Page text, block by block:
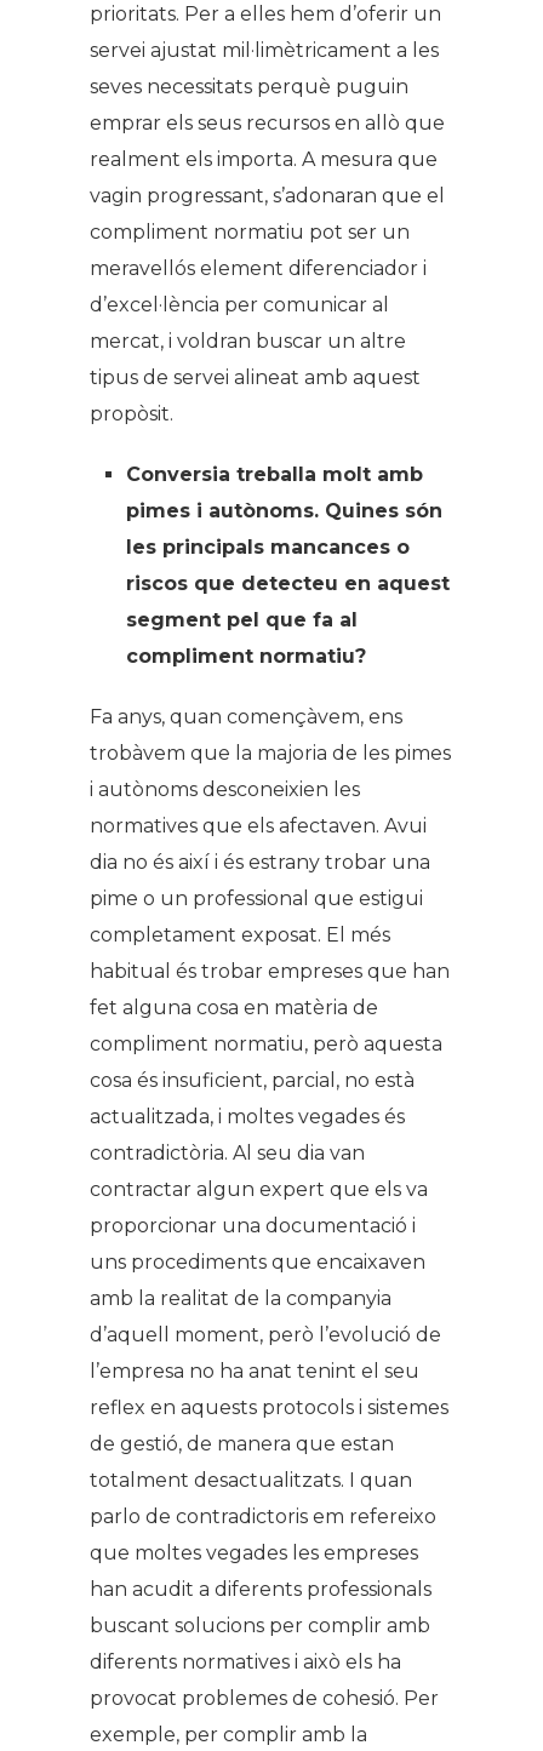
prioritats. Per a elles hem d’oferir un
servei ajustat mil·limètricament a les
seves necessitats perquè puguin
emprar els seus recursos en allò que
realment els importa. A mesura que
vagin progressant, s’adonaran que el
compliment normatiu pot ser un
meravellós element diferenciador i
d’excel·lència per comunicar al
mercat, i voldran buscar un altre
tipus de servei alineat amb aquest
propòsit.
Conversia treballa molt amb
pimes i autònoms. Quines són
les principals mancances o
riscos que detecteu en aquest
segment pel que fa al
compliment normatiu?
Fa anys, quan començàvem, ens
trobàvem que la majoria de les pimes
i autònoms desconeixien les
normatives que els afectaven. Avui
dia no és així i és estrany trobar una
pime o un professional que estigui
completament exposat. El més
habitual és trobar empreses que han
fet alguna cosa en matèria de
compliment normatiu, però aquesta
cosa és insuficient, parcial, no està
actualitzada, i moltes vegades és
contradictòria. Al seu dia van
contractar algun expert que els va
proporcionar una documentació i
uns procediments que encaixaven
amb la realitat de la companyia
d’aquell moment, però l’evolució de
l’empresa no ha anat tenint el seu
reflex en aquests protocols i sistemes
de gestió, de manera que estan
totalment desactualitzats. I quan
parlo de contradictoris em refereixo
que moltes vegades les empreses
han acudit a diferents professionals
buscant solucions per complir amb
diferents normatives i això els ha
provocat problemes de cohesió. Per
exemple, per complir amb la